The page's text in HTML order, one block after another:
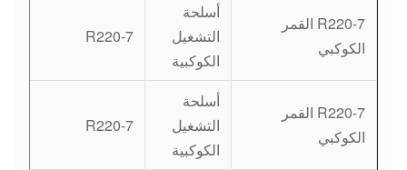
R220-7 القمر
الكوكبي
أسلحة
التشغيل
الكوكبية
R220-7
R220-7 القمر
الكوكبي
أسلحة
التشغيل
الكوكبية
R220-7